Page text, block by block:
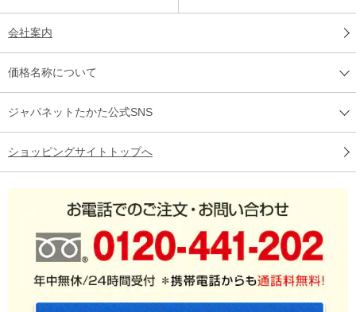
会社案内
価格名称について
ジャパネットたかた公式SNS
ショッピングサイトトップへ